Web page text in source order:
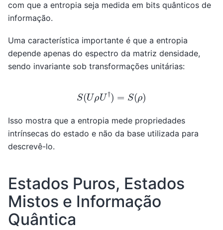
com que a entropia seja medida em bits quânticos de
informação.
Uma característica importante é que a entropia
depende apenas do espectro da matriz densidade,
sendo invariante sob transformações unitárias:
S(U ρU† S(ρ )
Isso mostra que a entropia mede propriedades
intrínsecas do estado e não da base utilizada para
descrevê-lo.
Estados Puros, Estados
Mistos e Informação
Quântica